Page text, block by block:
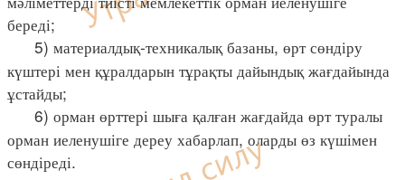
береді;
5) материалдық-техникалық базаны, өрт сөндіру
күштері мен құралдарын тұрақты дайындық жағдайында
ұстайды;
6) орман өрттері шыға қалған жағдайда өрт туралы
орман иеленушіге дереу хабарлап, оларды өз күшімен
сөндіреді.